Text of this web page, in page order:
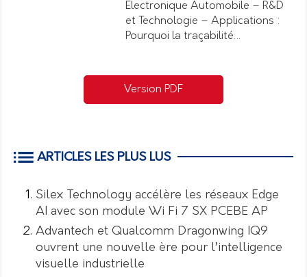
Electronique Automobile – R&D
et Technologie – Applications :
Pourquoi la traçabilité…
Version PDF
ARTICLES LES PLUS LUS
Silex Technology accélère les réseaux Edge
AI avec son module Wi Fi 7 SX PCEBE AP
Advantech et Qualcomm Dragonwing IQ9
ouvrent une nouvelle ère pour l’intelligence
visuelle industrielle